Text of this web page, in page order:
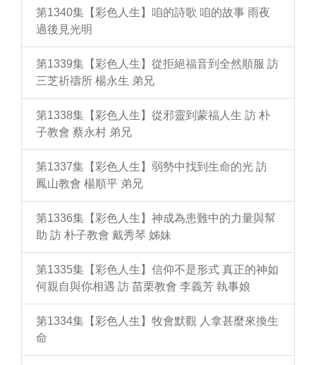
第1340集【彩色人生】咱的詩歌 咱的故事 雨夜
過後見光明
第1339集【彩色人生】從拒絕福音到全然順服 訪
三芝祈禱所 楊永生 弟兄
第1338集【彩色人生】從邪靈到蒙福人生 訪 朴
子教會 蔡永村 弟兄
第1337集【彩色人生】弱勢中找到生命的光 訪
鳳山教會 楊順平 弟兄
第1336集【彩色人生】神成為患難中的力量與幫
助 訪 朴子教會 戴秀琴 姊妹
第1335集【彩色人生】信仰不是形式 真正的神如
何親自與你相遇 訪 苗栗教會 李義芳 執事娘
第1334集【彩色人生】牧會默觀 人拿甚麼來換生
命